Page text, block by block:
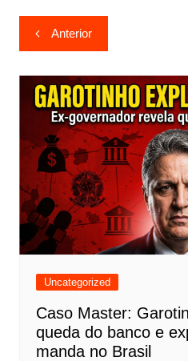
Navegação
de
Post
Anterior
Uncategorized
Caso Master:
queda do banco e
manda no Brasil